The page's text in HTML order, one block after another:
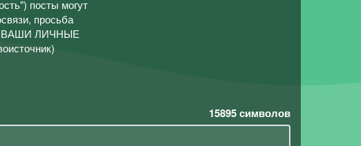
посты могут
просьба
ВАШИ ЛИЧНЫЕ
15895символов